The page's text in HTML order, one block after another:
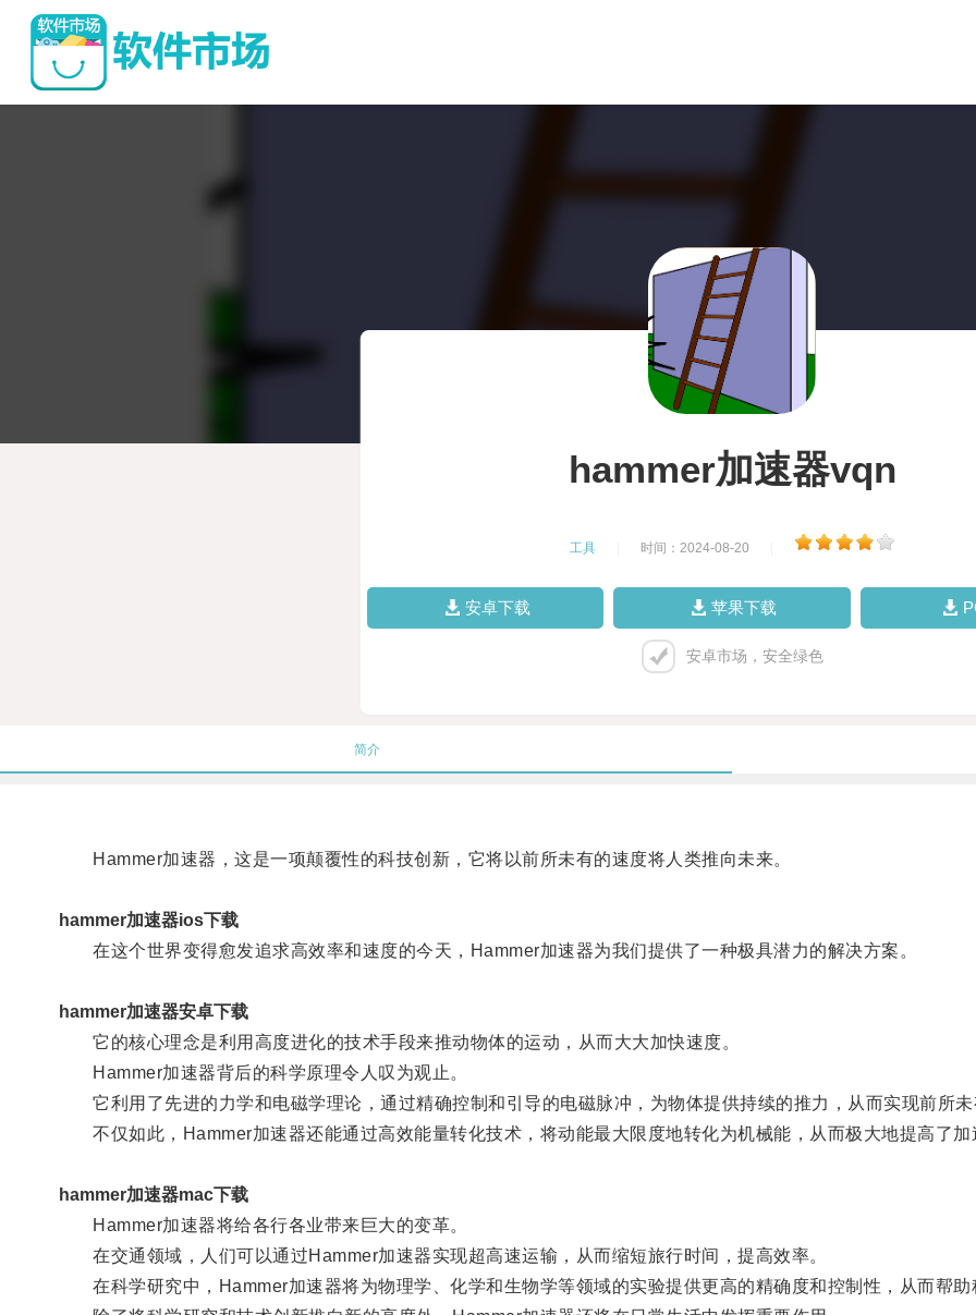
hammer加速器vqn
工具 时间：2024-08-20
安卓下载 苹果下载
安卓市场，安全绿色
简介
Hammer加速器，这是一项颠覆性的科技创新，它将以前所未有的速度将人类推向未来。
hammer加速器ios下载
在这个世界变得愈发追求高效率和速度的今天，Hammer加速器为我们提供了一种极具潜力的解决方案。
hammer加速器安卓下载
它的核心理念是利用高度进化的技术手段来推动物体的运动，从而大大加快速度。
Hammer加速器背后的科学原理令人叹为观止。
它利用了先进的力学和电磁学理论，通过精确控制和引导的电磁脉冲，为物体提供持续的推力，从而实现前所未
不仅如此，Hammer加速器还能通过高效能量转化技术，将动能最大限度地转化为机械能，从而极大地提高了加
hammer加速器mac下载
Hammer加速器将给各行各业带来巨大的变革。
在交通领域，人们可以通过Hammer加速器实现超高速运输，从而缩短旅行时间，提高效率。
在科学研究中，Hammer加速器将为物理学、化学和生物学等领域的实验提供更高的精确度和控制性，从而帮助